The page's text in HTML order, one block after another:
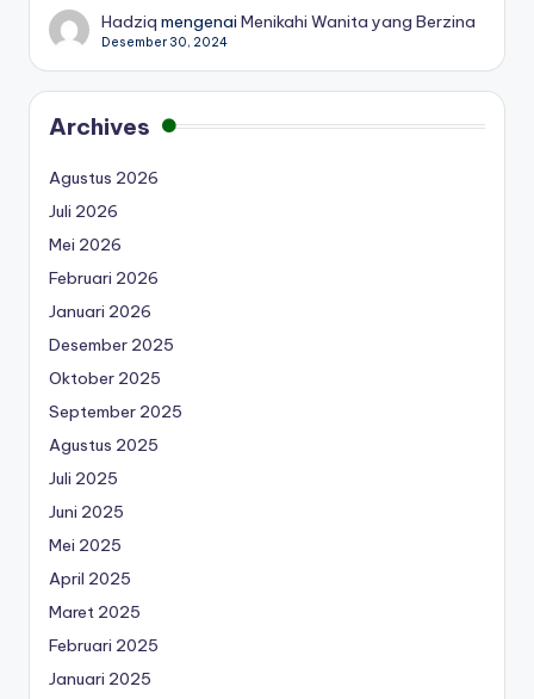
Hadziq mengenaiMenikahi Wanita yang Berzina
Desember 30, 2024
Archives
Agustus 2026
Juli 2026
Mei 2026
Februari 2026
Januari 2026
Desember 2025
Oktober 2025
September 2025
Agustus 2025
Juli 2025
Juni 2025
Mei 2025
April 2025
Maret 2025
Februari 2025
Januari 2025